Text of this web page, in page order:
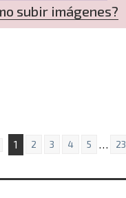
subir imágenes?
Página1 de23
1 2 3 4 5 … 23